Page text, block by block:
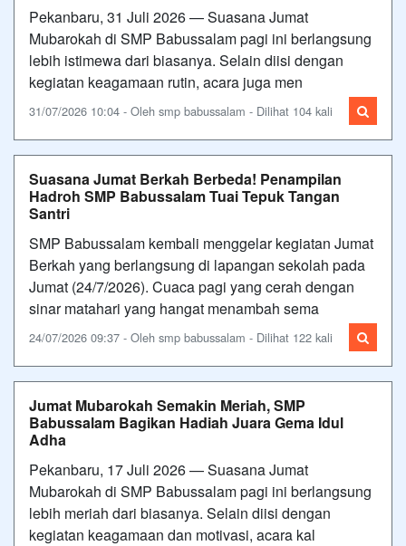
Pekanbaru, 31 Juli 2026 — Suasana Jumat
Mubarokah di SMP Babussalam pagi ini berlangsung
lebih istimewa dari biasanya. Selain diisi dengan
kegiatan keagamaan rutin, acara juga men
31/07/2026 10:04 - Oleh smp babussalam - Dilihat 104 kali
Suasana Jumat Berkah Berbeda! Penampilan
Hadroh SMP Babussalam Tuai Tepuk Tangan
Santri
SMP Babussalam kembali menggelar kegiatan Jumat
Berkah yang berlangsung di lapangan sekolah pada
Jumat (24/7/2026). Cuaca pagi yang cerah dengan
sinar matahari yang hangat menambah sema
24/07/2026 09:37 - Oleh smp babussalam - Dilihat 122 kali
Jumat Mubarokah Semakin Meriah, SMP
Babussalam Bagikan Hadiah Juara Gema Idul
Adha
Pekanbaru, 17 Juli 2026 — Suasana Jumat
Mubarokah di SMP Babussalam pagi ini berlangsung
lebih meriah dari biasanya. Selain diisi dengan
kegiatan keagamaan dan motivasi, acara kal